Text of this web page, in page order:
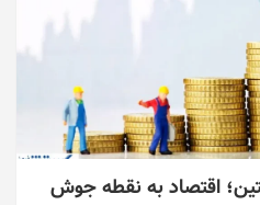
اقتصاد به نقطه جوش